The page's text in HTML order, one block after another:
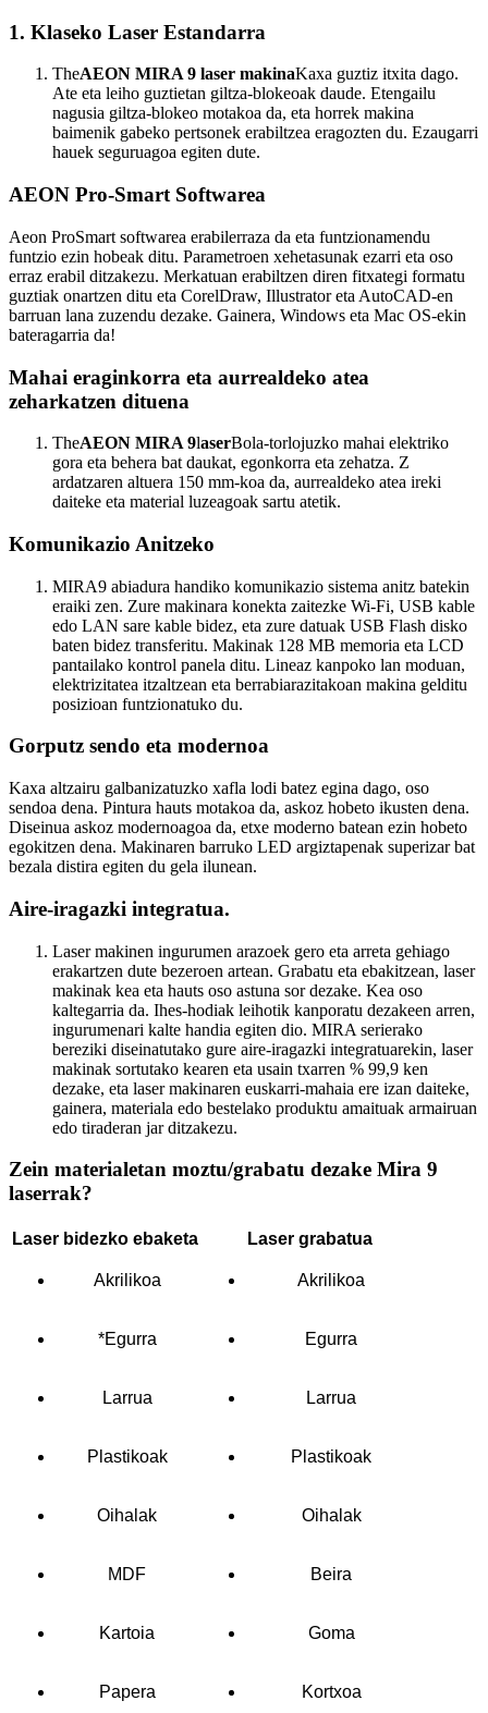
1. Klaseko Laser Estandarra
TheAEON MIRA 9 laser makinaKaxa guztiz itxita dago.
Ate eta leiho guztietan giltza-blokeoak daude. Etengailu
nagusia giltza-blokeo motakoa da, eta horrek makina
baimenik gabeko pertsonek erabiltzea eragozten du. Ezaugarri
hauek seguruagoa egiten dute.
AEON Pro-Smart Softwarea
Aeon ProSmart softwarea erabilerraza da eta funtzionamendu
funtzio ezin hobeak ditu. Parametroen xehetasunak ezarri eta oso
erraz erabil ditzakezu. Merkatuan erabiltzen diren fitxategi formatu
guztiak onartzen ditu eta CorelDraw, Illustrator eta AutoCAD-en
barruan lana zuzendu dezake. Gainera, Windows eta Mac OS-ekin
bateragarria da!
Mahai eraginkorra eta aurrealdeko atea
zeharkatzen dituena
TheAEON MIRA 9laserBola-torlojuzko mahai elektriko
gora eta behera bat daukat, egonkorra eta zehatza. Z
ardatzaren altuera 150 mm-koa da, aurrealdeko atea ireki
daiteke eta material luzeagoak sartu atetik.
Komunikazio Anitzeko
MIRA9 abiadura handiko komunikazio sistema anitz batekin
eraiki zen. Zure makinara konekta zaitezke Wi-Fi, USB kable
edo LAN sare kable bidez, eta zure datuak USB Flash disko
baten bidez transferitu. Makinak 128 MB memoria eta LCD
pantailako kontrol panela ditu. Lineaz kanpoko lan moduan,
elektrizitatea itzaltzean eta berrabiarazitakoan makina gelditu
posizioan funtzionatuko du.
Gorputz sendo eta modernoa
Kaxa altzairu galbanizatuzko xafla lodi batez egina dago, oso
sendoa dena. Pintura hauts motakoa da, askoz hobeto ikusten dena.
Diseinua askoz modernoagoa da, etxe moderno batean ezin hobeto
egokitzen dena. Makinaren barruko LED argiztapenak superizar bat
bezala distira egiten du gela ilunean.
Aire-iragazki integratua.
Laser makinen ingurumen arazoek gero eta arreta gehiago
erakartzen dute bezeroen artean. Grabatu eta ebakitzean, laser
makinak kea eta hauts oso astuna sor dezake. Kea oso
kaltegarria da. Ihes-hodiak leihotik kanporatu dezakeen arren,
ingurumenari kalte handia egiten dio. MIRA serierako
bereziki diseinatutako gure aire-iragazki integratuarekin, laser
makinak sortutako kearen eta usain txarren % 99,9 ken
dezake, eta laser makinaren euskarri-mahaia ere izan daiteke,
gainera, materiala edo bestelako produktu amaituak armairuan
edo tiraderan jar ditzakezu.
Zein materialetan moztu/grabatu dezake Mira 9
laserrak?
Laser bidezko ebaketa Laser grabatua
Akrilikoa Akrilikoa
*Egurra Egurra
Larrua Larrua
Plastikoak Plastikoak
Oihalak Oihalak
MDF Beira
Kartoia Goma
Papera Kortxoa